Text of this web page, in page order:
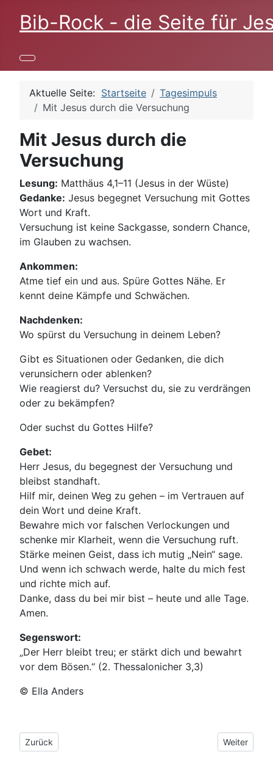
Bib-Rock - die Seite für
Aktuelle Seite: Startseite
Tagesimpuls
Mit Jesus durch die Versuchung
Mit Jesus durch die
Versuchung
Lesung: Matthäus 4,1–11 (Jesus in der Wüste)
Gedanke: Jesus begegnet Versuchung mit Gottes
Wort und Kraft.
Versuchung ist keine Sackgasse, sondern Chance,
im Glauben zu wachsen.
Ankommen:
Atme tief ein und aus. Spüre Gottes Nähe. Er
kennt deine Kämpfe und Schwächen.
Nachdenken:
Wo spürst du Versuchung in deinem Leben?
Gibt es Situationen oder Gedanken, die dich
verunsichern oder ablenken?
Wie reagierst du? Versuchst du, sie zu verdrängen
oder zu bekämpfen?
Oder suchst du Gottes Hilfe?
Gebet:
Herr Jesus, du begegnest der Versuchung und
bleibst standhaft.
Hilf mir, deinen Weg zu gehen – im Vertrauen auf
dein Wort und deine Kraft.
Bewahre mich vor falschen Verlockungen und
schenke mir Klarheit, wenn die Versuchung ruft.
Stärke meinen Geist, dass ich mutig „Nein“ sage.
Und wenn ich schwach werde, halte du mich fest
und richte mich auf.
Danke, dass du bei mir bist – heute und alle Tage.
Amen.
Segenswort:
„Der Herr bleibt treu; er stärkt dich und bewahrt
vor dem Bösen.“ (2. Thessalonicher 3,3)
© Ella Anders
Vorheriger Beitrag: Dein Standard ist Jesus
Zurück Nächster
Weiter